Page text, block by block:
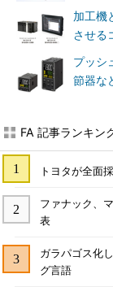
加工機
させる
プッシ
節器な
FA 記事ランキン
トヨタが全面
ファナック、
表
ガラパゴス化
グ言語